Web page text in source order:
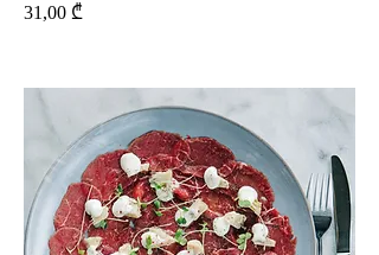
31,00 ₾